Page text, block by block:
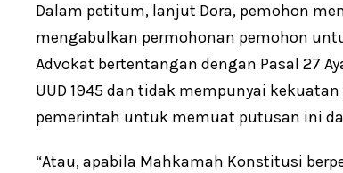
Dalam petitum, lanjut Dora, pemohon
mengabulkan permohonan pemohon
Advokat bertentangan dengan Pasal 27
UUD 1945 dan tidak mempunyai
pemerintah untuk memuat putusan ini
“Atau, apabila Mahkamah Konstitusi